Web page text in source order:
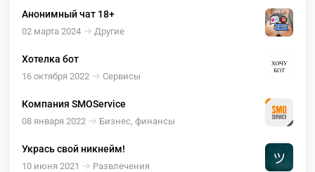
Анонимный чат 18+
02 марта 2024 Другие
Хотелка бот
16 октября 2022 Сервисы
Компания SMOService
08 января 2022 Бизнес, финансы
Укрась свой никнейм!
10 июня 2021 Развлечения